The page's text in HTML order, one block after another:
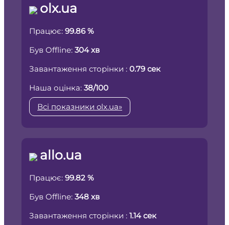
olx.ua
Працює: 99.86 %
Був Offline: 304 хв
Завантаження сторінки : 0.79 сек
Наша оцінка: 38/100
Всі показники olx.ua»
allo.ua
Працює: 99.82 %
Був Offline: 348 хв
Завантаження сторінки : 1.14 сек